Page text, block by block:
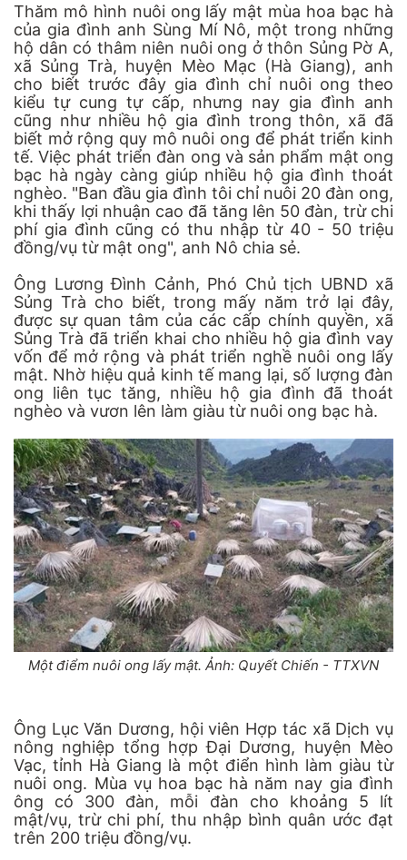
Thăm mô hình nuôi ong lấy mật mùa hoa bạc hà
của gia đình anh Sùng Mí Nô, một trong những
hộ dân có thâm niên nuôi ong ở thôn Sủng Pờ A,
xã Sủng Trà, huyện Mèo Mạc (Hà Giang), anh
cho biết trước đây gia đình chỉ nuôi ong theo
kiểu tự cung tự cấp, nhưng nay gia đình anh
cũng như nhiều hộ gia đình trong thôn, xã đã
biết mở rộng quy mô nuôi ong để phát triển kinh
tế. Việc phát triển đàn ong và sản phẩm mật ong
bạc hà ngày càng giúp nhiều hộ gia đình thoát
nghèo. "Ban đầu gia đình tôi chỉ nuôi 20 đàn ong,
khi thấy lợi nhuận cao đã tăng lên 50 đàn, trừ chi
phí gia đình cũng có thu nhập từ 40 - 50 triệu
đồng/vụ từ mật ong", anh Nô chia sẻ.
Ông Lương Đình Cảnh, Phó Chủ tịch UBND xã
Sủng Trà cho biết, trong mấy năm trở lại đây,
được sự quan tâm của các cấp chính quyền, xã
Sủng Trà đã triển khai cho nhiều hộ gia đình vay
vốn để mở rộng và phát triển nghề nuôi ong lấy
mật. Nhờ hiệu quả kinh tế mang lại, số lượng đàn
ong liên tục tăng, nhiều hộ gia đình đã thoát
nghèo và vươn lên làm giàu từ nuôi ong bạc hà.
Một điểm nuôi ong lấy mật. Ảnh: Quyết Chiến - TTXVN
Ông Lục Văn Dương, hội viên Hợp tác xã Dịch vụ
nông nghiệp tổng hợp Đại Dương, huyện Mèo
Vạc, tỉnh Hà Giang là một điển hình làm giàu từ
nuôi ong. Mùa vụ hoa bạc hà năm nay gia đình
ông có 300 đàn, mỗi đàn cho khoảng 5 lít
mật/vụ, trừ chi phí, thu nhập bình quân ước đạt
trên 200 triệu đồng/vụ.